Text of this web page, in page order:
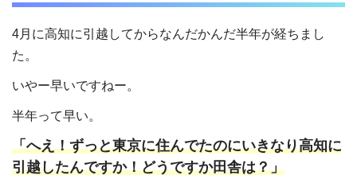
4月に高知に引越してからなんだかんだ半年が経ちまし
た。
いやー早いですねー。
半年って早い。
「へえ！ずっと東京に住んでたのにいきなり高知に
引越したんですか！どうですか田舎は？」